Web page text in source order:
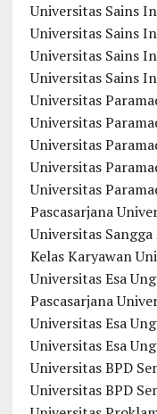
Universitas Sains
Universitas Sains
Universitas Sains
Universitas Sains
Universitas
Universitas
Universitas
Universitas
Universitas
Pascasarjana
Universitas Sangga
Kelas Karyawan
Universitas Esa
Pascasarjana
Universitas Esa
Universitas Esa
Universitas BPD
Universitas BPD